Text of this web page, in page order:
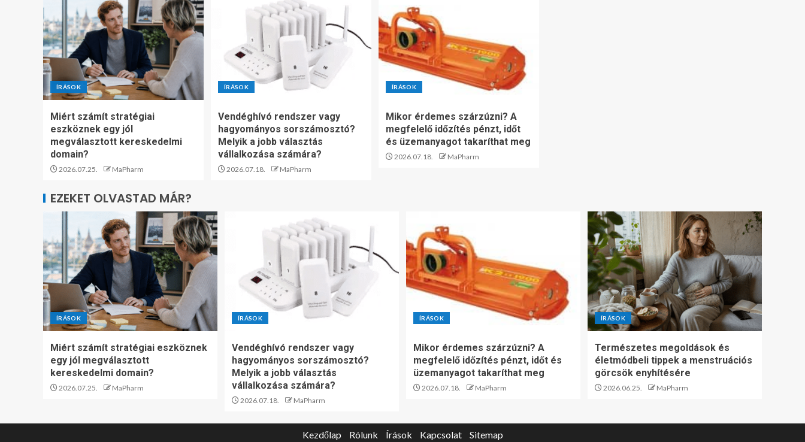
ÍRÁSOK
Miért számít stratégiai
eszköznek egy jól
megválasztott kereskedelmi
domain?
2026.07.25. MaPharm
ÍRÁSOK
Vendéghívó rendszer vagy
hagyományos sorszámosztó?
Melyik a jobb választás
vállalkozása számára?
2026.07.18. MaPharm
ÍRÁSOK
Mikor érdemes szárzúzni? A
megfelelő időzítés pénzt, időt
és üzemanyagot takaríthat meg
2026.07.18. MaPharm
EZEKET OLVASTAD MÁR?
ÍRÁSOK
Miért számít stratégiai eszköznek
egy jól megválasztott
kereskedelmi domain?
2026.07.25. MaPharm
ÍRÁSOK
Vendéghívó rendszer vagy
hagyományos sorszámosztó?
Melyik a jobb választás
vállalkozása számára?
2026.07.18. MaPharm
ÍRÁSOK
Mikor érdemes szárzúzni? A
megfelelő időzítés pénzt, időt és
üzemanyagot takaríthat meg
2026.07.18. MaPharm
ÍRÁSOK
Természetes megoldások és
életmódbeli tippek a menstruációs
görcsök enyhítésére
2026.06.25. MaPharm
Kezdőlap Rólunk Írások Kapcsolat Sitemap